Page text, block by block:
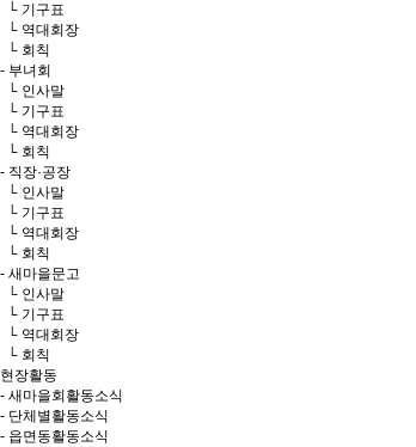
└ 기구표
└ 역대회장
└ 회칙
- 부녀회
└ 인사말
└ 기구표
└ 역대회장
└ 회칙
- 직장·공장
└ 인사말
└ 기구표
└ 역대회장
└ 회칙
- 새마을문고
└ 인사말
└ 기구표
└ 역대회장
└ 회칙
현장활동
- 새마을회활동소식
- 단체별활동소식
- 읍면동활동소식